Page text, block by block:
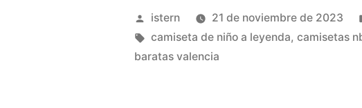
camiseta»
Publicado
por
istern 21 de noviembre de 2023
Etiquetas:
camiseta de niño a leyenda,camisetas
baratas valencia